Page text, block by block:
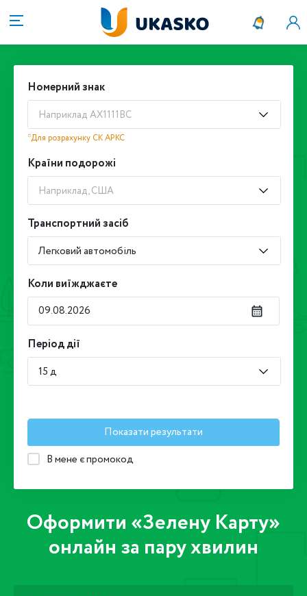
Оформити «Зелену Карту»
онлайн за пару хвилин
Номерний знак
Наприклад АХ1111ВС
*Для розрахунку СК АРКС
Країни подорожі
Наприклад, США
Транспортний засіб
Легковий автомобіль
Коли виїжджаєте
Період дії
15 д
Показати результати
В мене є промокод